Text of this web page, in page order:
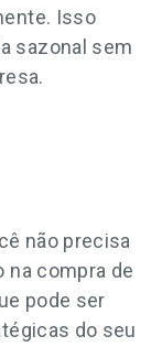
Isso
sazonal sem
não precisa
compra de
pode ser
do seu